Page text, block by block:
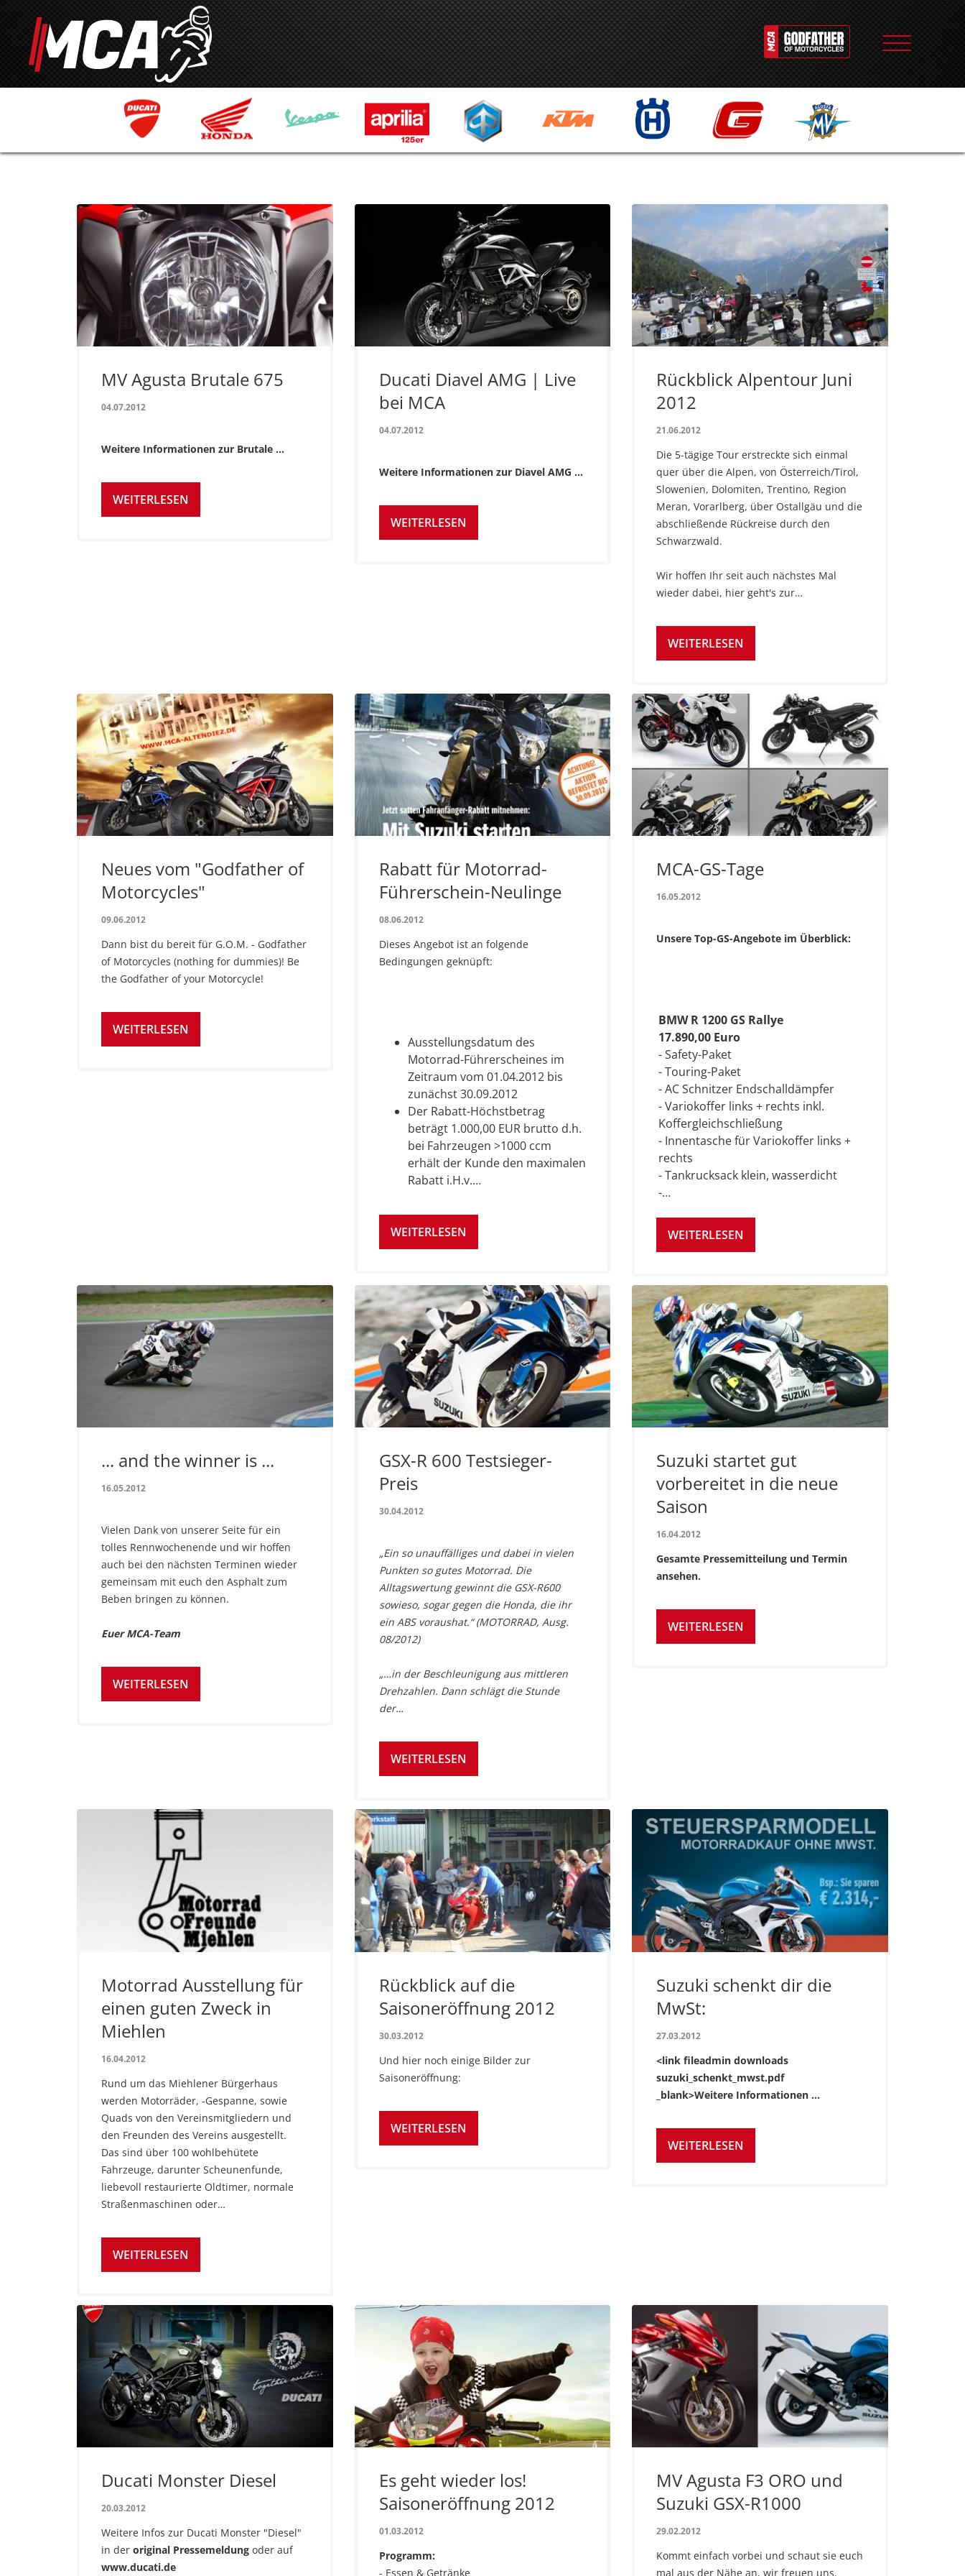
MV Agusta Brutale 675
04.07.2012
Weitere Informationen zur Brutale ...
WEITERLESEN
Ducati Diavel AMG | Live
bei MCA
04.07.2012
Weitere Informationen zur Diavel AMG ...
WEITERLESEN
Rückblick Alpentour Juni
2012
21.06.2012
Die 5-tägige Tour erstreckte sich einmal
quer über die Alpen, von Österreich/Tirol,
Slowenien, Dolomiten, Trentino, Region
Meran, Vorarlberg, über Ostallgäu und die
abschließende Rückreise durch den
Schwarzwald.
Wir hoffen Ihr seit auch nächstes Mal
wieder dabei, hier geht's zur…
WEITERLESEN
Neues vom "Godfather of
Motorcycles"
09.06.2012
Dann bist du bereit für G.O.M. - Godfather
of Motorcycles (nothing for dummies)! Be
the Godfather of your Motorcycle!
WEITERLESEN
Rabatt für Motorrad-
Führerschein-Neulinge
08.06.2012
Dieses Angebot ist an folgende
Bedingungen geknüpft:
Ausstellungsdatum des
Motorrad-Führerscheines im
Zeitraum vom 01.04.2012 bis
zunächst 30.09.2012
Der Rabatt-Höchstbetrag
beträgt 1.000,00 EUR brutto d.h.
bei Fahrzeugen >1000 ccm
erhält der Kunde den maximalen
Rabatt i.H.v.…
WEITERLESEN
MCA-GS-Tage
16.05.2012
Unsere Top-GS-Angebote im Überblick:
BMW R 1200 GS Rallye
17.890,00 Euro
- Safety-Paket
- Touring-Paket
- AC Schnitzer Endschalldämpfer
- Variokoffer links + rechts inkl.
Koffergleichschließung
- Innentasche für Variokoffer links +
rechts
- Tankrucksack klein, wasserdicht
-…
WEITERLESEN
... and the winner is ...
16.05.2012
Vielen Dank von unserer Seite für ein
tolles Rennwochenende und wir hoffen
auch bei den nächsten Terminen wieder
gemeinsam mit euch den Asphalt zum
Beben bringen zu können.
Euer MCA-Team
WEITERLESEN
GSX-R 600 Testsieger-
Preis
30.04.2012
„Ein so unauffälliges und dabei in vielen
Punkten so gutes Motorrad. Die
Alltagswertung gewinnt die GSX-R600
sowieso, sogar gegen die Honda, die ihr
ein ABS voraushat.“ (MOTORRAD, Ausg.
08/2012)
„…in der Beschleunigung aus mittleren
Drehzahlen. Dann schlägt die Stunde
der…
WEITERLESEN
Suzuki startet gut
vorbereitet in die neue
Saison
16.04.2012
Gesamte Pressemitteilung und Termin
ansehen.
WEITERLESEN
Motorrad Ausstellung für
einen guten Zweck in
Miehlen
16.04.2012
Rund um das Miehlener Bürgerhaus
werden Motorräder, -Gespanne, sowie
Quads von den Vereinsmitgliedern und
den Freunden des Vereins ausgestellt.
Das sind über 100 wohlbehütete
Fahrzeuge, darunter Scheunenfunde,
liebevoll restaurierte Oldtimer, normale
Straßenmaschinen oder…
WEITERLESEN
Rückblick auf die
Saisoneröffnung 2012
30.03.2012
Und hier noch einige Bilder zur
Saisoneröffnung:
WEITERLESEN
Suzuki schenkt dir die
MwSt:
27.03.2012
<link fileadmin downloads
suzuki_schenkt_mwst.pdf
_blank>Weitere Informationen ...
WEITERLESEN
Ducati Monster Diesel
20.03.2012
Weitere Infos zur Ducati Monster "Diesel"
in deroriginal Pressemeldung oder auf
www.ducati.de
Es geht wieder los!
Saisoneröffnung 2012
01.03.2012
Programm:
- Essen & Getränke
MV Agusta F3 ORO und
Suzuki GSX-R1000
29.02.2012
Kommt einfach vorbei und schaut sie euch
mal aus der Nähe an, wir freuen uns.